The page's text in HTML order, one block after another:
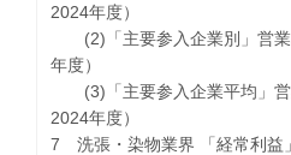
2024年度）
(2)「主要参入企業別」営業
年度）
(3)「主要参入企業平均」営
2024年度）
7 洗張・染物業界 「経常利益